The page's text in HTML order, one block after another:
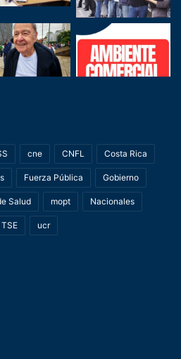
cne CNFL Costa Rica
Fuerza Pública Gobierno
Salud mopt Nacionales
TSE ucr